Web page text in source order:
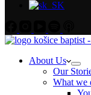
About Us
Our
What we